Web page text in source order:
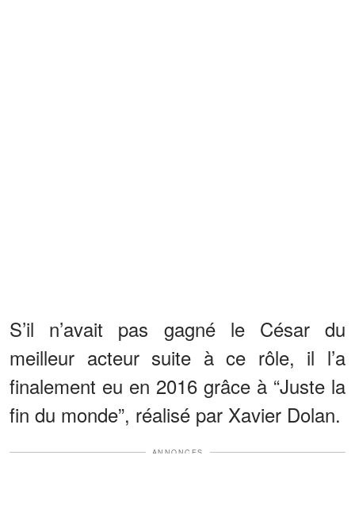
S’il n’avait pas gagné le César du
meilleur acteur suite à ce rôle, il l’a
finalement eu en 2016 grâce à “Juste la
fin du monde”, réalisé par Xavier Dolan.
ANNONCES